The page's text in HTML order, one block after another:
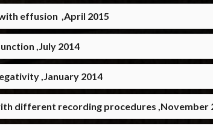
effusion ,April 2015
,July 2014
,January 2014
different recording procedures ,November